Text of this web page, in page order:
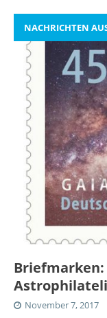
NACHRICHTEN
November 7, 2017